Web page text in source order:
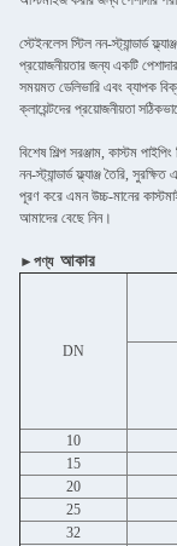
স্টেইনলেস স্টিল নন-স্ট্যান্ডার্ড
প্রয়োজনীয়তার জন্য একটি
সময়মত ডেলিভারি এবং ব্যাপক
ক্লায়েন্টদের প্রয়োজনীয়তা
বিশেষ শিল্প সরঞ্জাম, কাস্টম
নন-স্ট্যান্ডার্ড ফ্ল্যাঞ্জ তৈরি,
পূরণ করে এমন উচ্চ-মানের
আমাদের বেছে নিন।
►পণ্য আকার
DN
10
15
20
25
32